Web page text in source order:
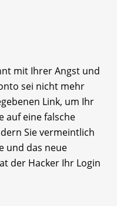
mit Ihrer Angst und
sei nicht mehr
Link, um Ihr
auf eine falsche
Sie vermeintlich
und das neue
der Hacker Ihr Login